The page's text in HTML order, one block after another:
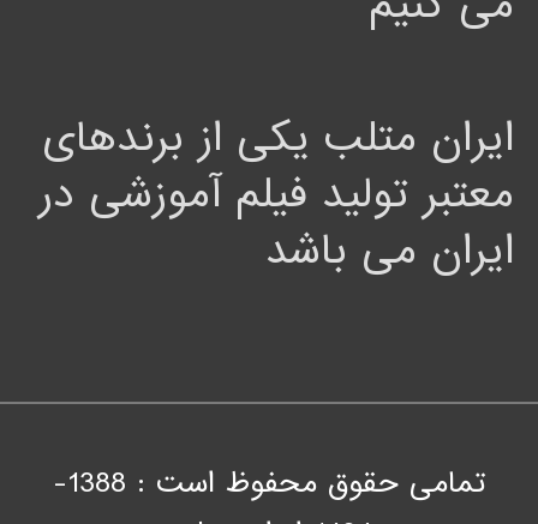
ایران متلب یکی از برندهای
معتبر تولید فیلم آموزشی در
ایران می باشد
تمامی حقوق محفوظ است : 1388-